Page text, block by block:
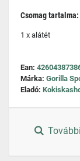
Csomag tartalma:
1 x alátét
Ean:
Márka: Gorilla
Eladó: